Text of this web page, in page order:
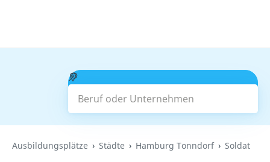
Beruf oder Unternehmen
Suchen
Ausbildungsplätze Städte Hamburg Tonndorf Soldat